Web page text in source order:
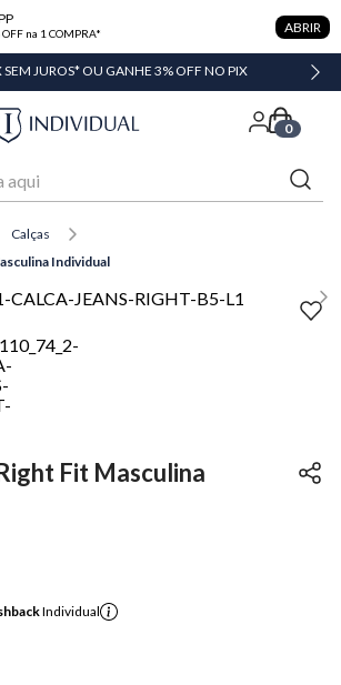
na 1 COMPRA* ABRIR
SEM JUROS* OU GANHE 3% OFF NO PIX
0
Calças
Individual
Fit Masculina
Individual